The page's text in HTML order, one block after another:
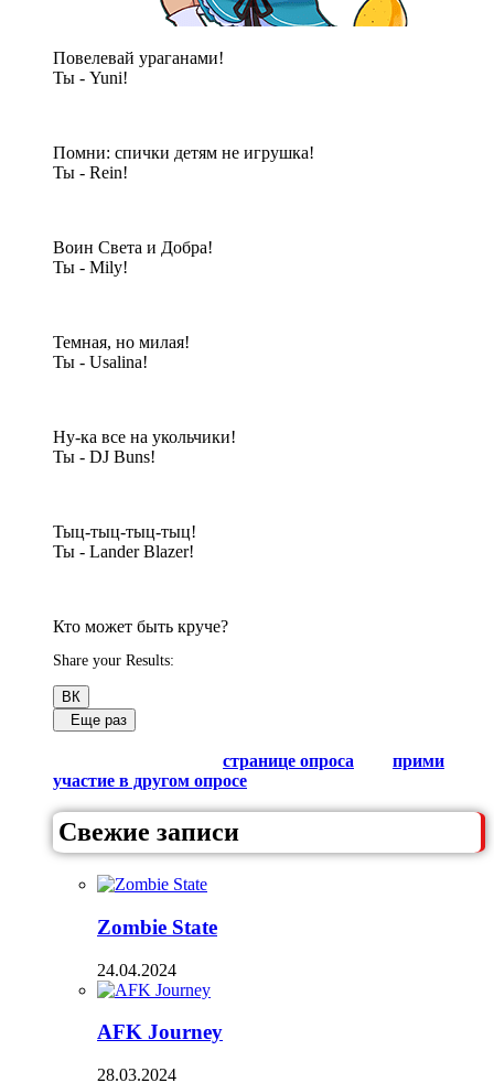
Повелевай ураганами!
Ты - Yuni!
Помни: спички детям не игрушка!
Ты - Rein!
Воин Света и Добра!
Ты - Mily!
Темная, но милая!
Ты - Usalina!
Ну-ка все на укольчики!
Ты - DJ Buns!
Тыц-тыц-тыц-тыц!
Ты - Lander Blazer!
Кто может быть круче?
Share your Results:
ВК
Еще раз
странице опроса
прими
участие в другом опросе
Свежие записи
Zombie State
24.04.2024
AFK Journey
28.03.2024